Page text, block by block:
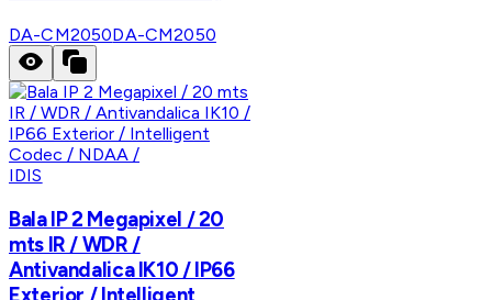
DA-CM2050DA-CM2050
IDIS
Bala IP 2 Megapixel / 20
mts IR / WDR /
Antivandalica IK10 / IP66
Exterior / Intelligent